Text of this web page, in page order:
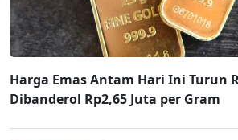
Harga Emas Antam Hari Ini Turun
Dibanderol Rp2,65 Juta per Gram